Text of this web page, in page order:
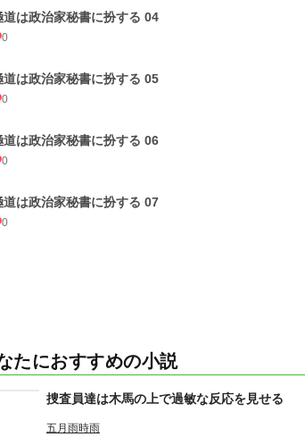
道は政治家秘書に扮する 04
0
道は政治家秘書に扮する 05
0
道は政治家秘書に扮する 06
0
道は政治家秘書に扮する 07
0
たにおすすめの小説
捜査員達は木馬の上で過敏な反応を見せる
五月雨時雨